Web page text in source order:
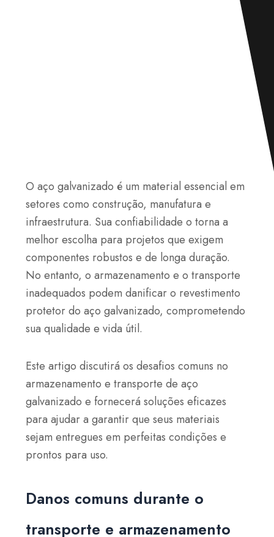
O aço galvanizado é um material essencial em
setores como construção, manufatura e
infraestrutura. Sua confiabilidade o torna a
melhor escolha para projetos que exigem
componentes robustos e de longa duração.
No entanto, o armazenamento e o transporte
inadequados podem danificar o revestimento
protetor do aço galvanizado, comprometendo
sua qualidade e vida útil.
Este artigo discutirá os desafios comuns no
armazenamento e transporte de aço
galvanizado e fornecerá soluções eficazes
para ajudar a garantir que seus materiais
sejam entregues em perfeitas condições e
prontos para uso.
Danos comuns durante o
transporte e armazenamento